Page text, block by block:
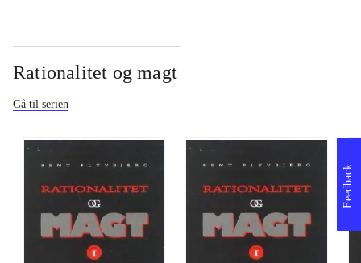
Rationalitet og magt
Gå til serien
Feedback